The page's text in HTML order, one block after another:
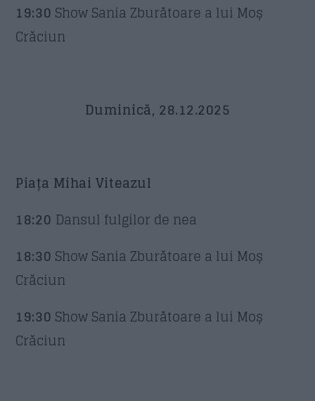
19:30 Show Sania Zburătoare a lui Moș
Crăciun
Duminică, 28.12.2025
Piața Mihai Viteazul
18:20 Dansul fulgilor de nea
18:30 Show Sania Zburătoare a lui Moș
Crăciun
19:30 Show Sania Zburătoare a lui Moș
Crăciun